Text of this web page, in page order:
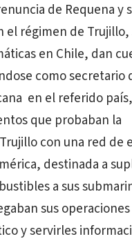
de Requena y
el régimen de
en Chile, dan
como secretario
en el referido
que probaban la
con una red de
destinada a
a sus
sus
y servirles